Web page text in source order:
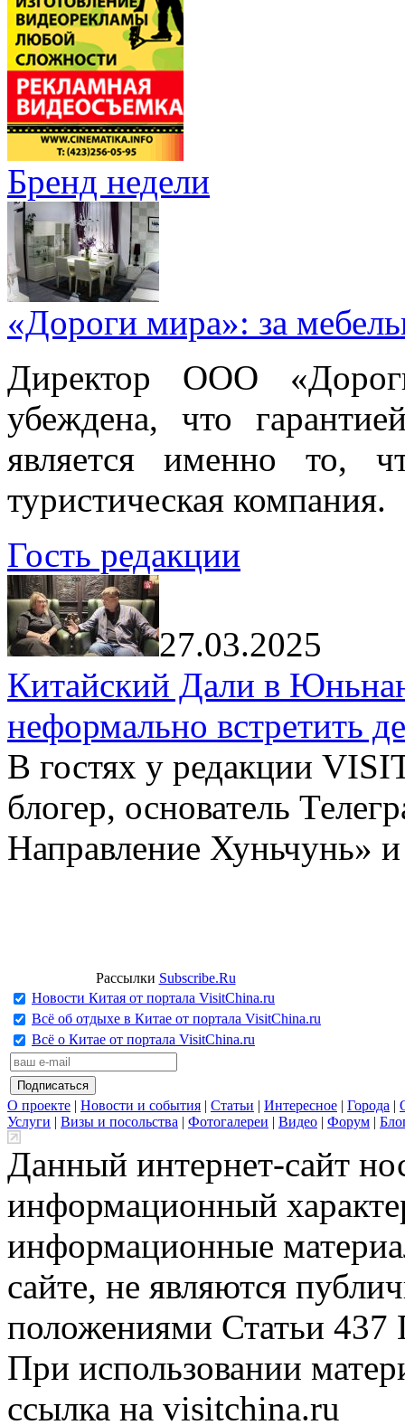
Бренд недели
«Дороги мира»: за
Директор ООО
убеждена, что
является именно то,
туристическая компания.
Гость редакции
27.03.2025
Китайский Дали в
неформально встретить
В гостях у редакции
блогер, основатель
Направление Хуньчунь»
Рассылки Subscribe.Ru
Новости Китая от портала VisitChina.ru
Всё об отдыхе в Китае от портала VisitChina.ru
Всё о Китае от портала VisitChina.ru
О проекте | Новости и события | Статьи | Интересное | Города |
Услуги | Визы и посольства | Фотогалереи | Видео | Форум |
Данный интернет-сайт
информационный
информационные
сайте, не являются
положениями Статьи 437
При использовании
ссылка на visitchina.ru